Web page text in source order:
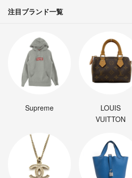
注目ブランド一覧
Supreme
LOUIS
VUITTON